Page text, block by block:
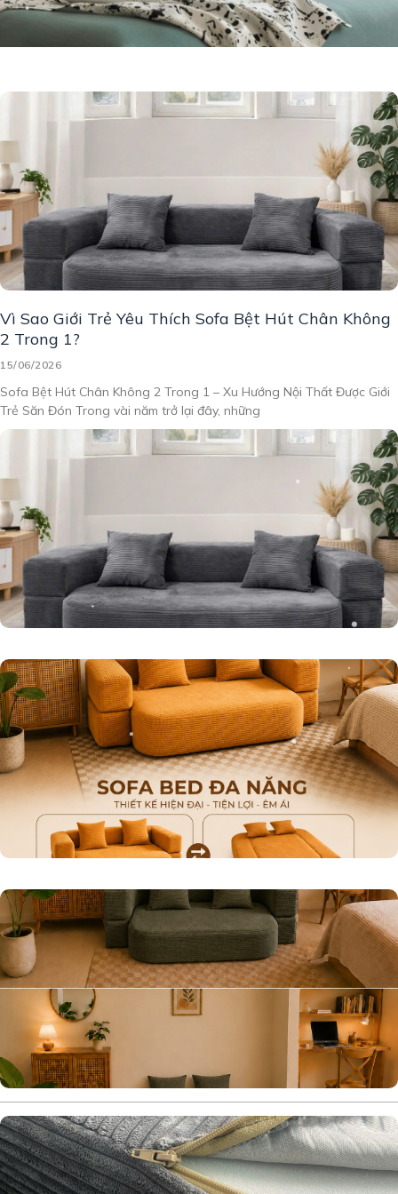
Vì Sao Giới Trẻ Yêu Thích Sofa Bệt Hút Chân Không
2 Trong 1?
15/06/2026
Sofa Bệt Hút Chân Không 2 Trong 1 – Xu Hướng Nội Thất Được Giới
Trẻ Săn Đón Trong vài năm trở lại đây, những